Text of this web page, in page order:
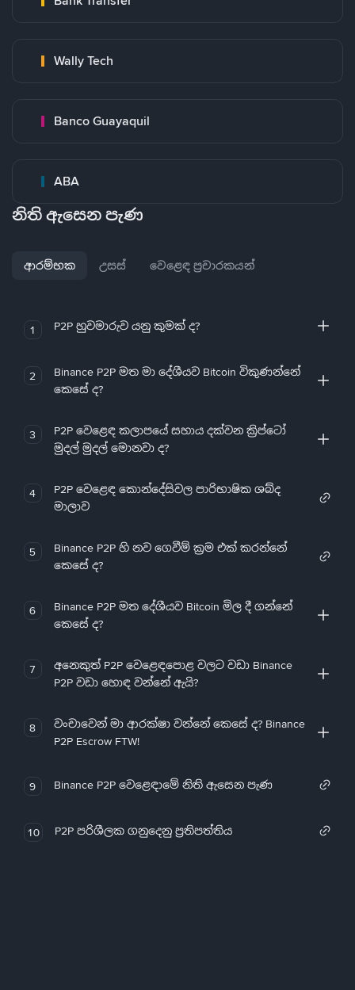
Wally Tech
Banco Guayaquil
ABA
නිති ඇසෙන පැණ
ආරම්භක උසස් වෙළෙඳ ප්‍රචාරකයන්
1 P2P හුවමාරුව යනු කුමක් ද?
2
Binance P2P මත මා දේශීයව Bitcoin විකුණන්නේ
කෙසේ ද?
3
P2P වෙළෙඳ කලාපයේ සහාය දක්වන ක්‍රිප්ටෝ
මුදල් මුදල් මොනවා ද?
4
P2P වෙළෙඳ කොන්දේසිවල පාරිභාෂික ශබ්ද
මාලාව
5
Binance P2P හි නව ගෙවීම් ක්‍රම එක් කරන්නේ
කෙසේ ද?
6
Binance P2P මත දේශීයව Bitcoin මිල දී ගන්නේ
කෙසේ ද?
7
අනෙකුත් P2P වෙළෙඳපොළ වලට වඩා Binance
P2P වඩා හොඳ වන්නේ ඇයි?
8
වංචාවෙන් මා ආරක්ෂා වන්නේ කෙසේ ද? Binance
P2P Escrow FTW!
9 Binance P2P වෙළෙඳාමේ නිති ඇසෙන පැණ
10 P2P පරිශීලක ගනුදෙනු ප්‍රතිපත්තිය